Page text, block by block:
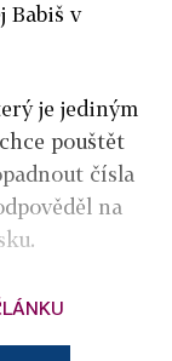
Babiš v
je jediným
pouštět
čísla
na